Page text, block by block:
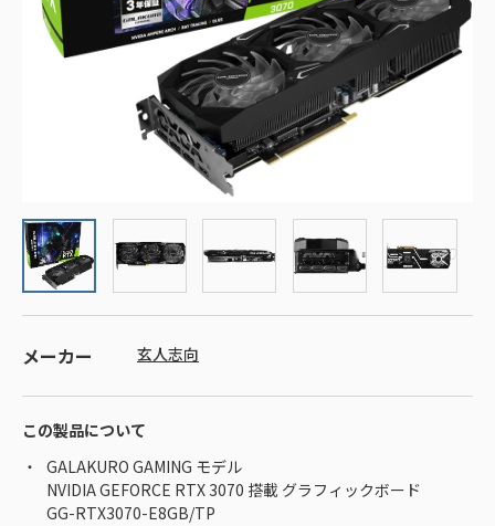
メーカー 玄人志向
この製品について
GALAKURO GAMING モデル
NVIDIA GEFORCE RTX 3070 搭載 グラフィックボード
GG-RTX3070-E8GB/TP